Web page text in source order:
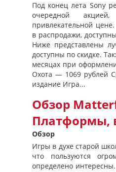
Под конец лета Sony
очередной
привлекательной
в распродажи,
Ниже представлены
доступны по скидке.
месяцах при
Охота — 1069 рублей
издание Игра...
Обзор
Платформы,
Обзор
Игры в духе старой
что пользуются
определено